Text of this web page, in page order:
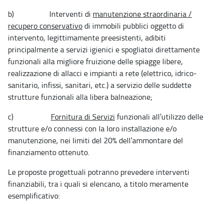
b) Interventi di manutenzione straordinaria /
recupero conservativodi immobili pubblici oggetto di
intervento, legittimamente preesistenti, adibiti
principalmente a servizi igienici e spogliatoi direttamente
funzionali alla migliore fruizione delle spiagge libere,
realizzazione di allacci e impianti a rete (elettrico, idrico-
sanitario, infissi, sanitari, etc.) a servizio delle suddette
strutture funzionali alla libera balneazione;
c) Fornitura di Servizi funzionali all’utilizzo delle
strutture e/o connessi con la loro installazione e/o
manutenzione, nei limiti del 20% dell’ammontare del
finanziamento ottenuto.
Le proposte progettuali potranno prevedere interventi
finanziabili, tra i quali si elencano, a titolo meramente
esemplificativo: